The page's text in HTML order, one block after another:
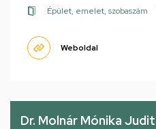
Épület, emelet, szobaszám
Weboldal
Dr. Molnár Mónika Judit